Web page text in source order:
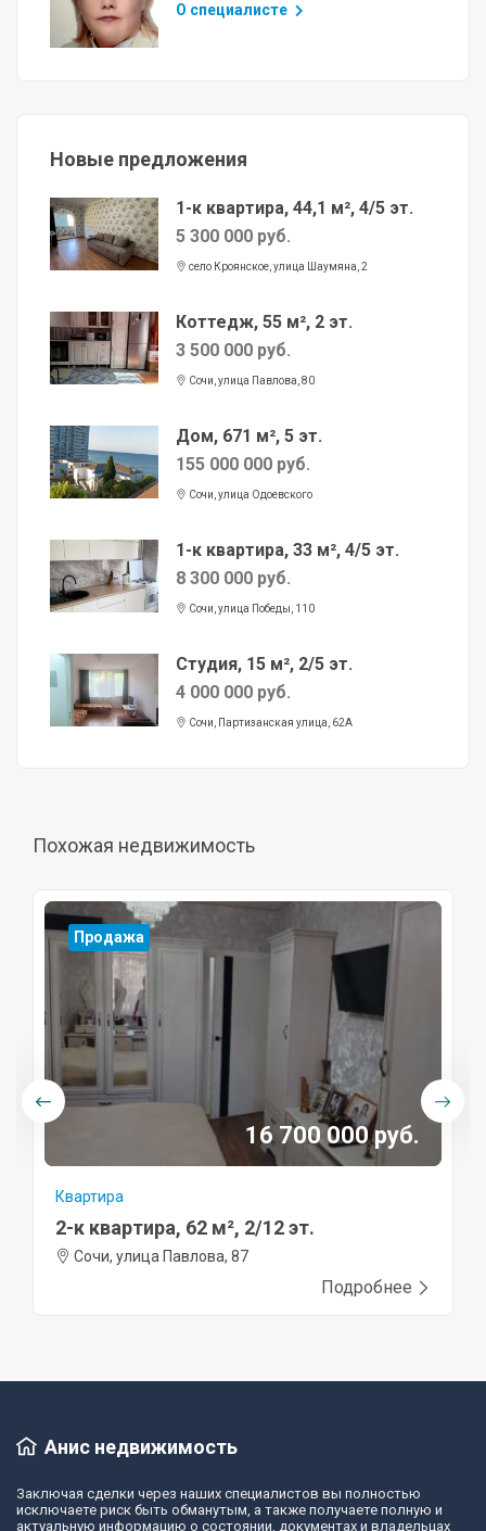
О специалисте
Новые предложения
1-к квартира, 44,1 м², 4/5 эт.
5 300 000 руб.
село Кроянское, улица Шаумяна, 2
Коттедж, 55 м², 2 эт.
3 500 000 руб.
Сочи, улица Павлова, 80
Дом, 671 м², 5 эт.
155 000 000 руб.
Сочи, улица Одоевского
1-к квартира, 33 м², 4/5 эт.
8 300 000 руб.
Сочи, улица Победы, 110
Студия, 15 м², 2/5 эт.
4 000 000 руб.
Сочи, Партизанская улица, 62А
Похожая недвижимость
Продажа
16 700 000 руб.
Квартира
2-к квартира, 62 м², 2/12 эт.
Сочи, улица Павлова, 87
Подробнее
Анис недвижимость
Заключая сделки через наших специалистов вы полностью
исключаете риск быть обманутым, а также получаете полную и
актуальную информацию о состоянии, документах и владельцах